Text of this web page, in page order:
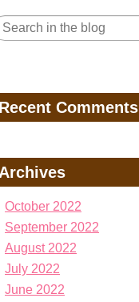
Recent Comments
Archives
October 2022
September 2022
August 2022
July 2022
June 2022